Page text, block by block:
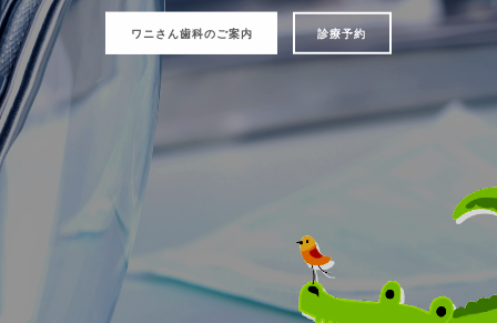
ワニさん歯科のご案内 診療予約